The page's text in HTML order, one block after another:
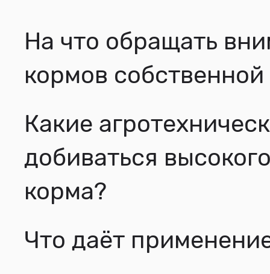
На что обращать
кормов собственной
Какие
добиваться
корма?
Что даёт